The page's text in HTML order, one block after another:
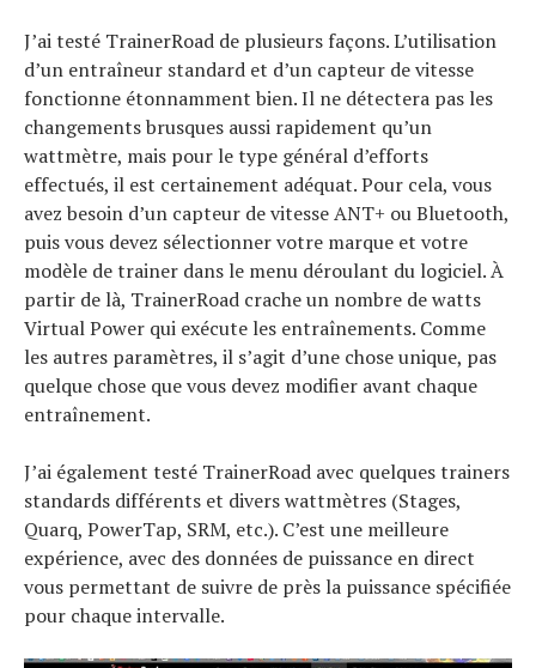
J’ai testé TrainerRoad de plusieurs façons. L’utilisation
d’un entraîneur standard et d’un capteur de vitesse
fonctionne étonnamment bien. Il ne détectera pas les
changements brusques aussi rapidement qu’un
wattmètre, mais pour le type général d’efforts
effectués, il est certainement adéquat. Pour cela, vous
avez besoin d’un capteur de vitesse ANT+ ou Bluetooth,
puis vous devez sélectionner votre marque et votre
modèle de trainer dans le menu déroulant du logiciel. À
partir de là, TrainerRoad crache un nombre de watts
Virtual Power qui exécute les entraînements. Comme
les autres paramètres, il s’agit d’une chose unique, pas
quelque chose que vous devez modifier avant chaque
entraînement.
J’ai également testé TrainerRoad avec quelques trainers
standards différents et divers wattmètres (Stages,
Quarq, PowerTap, SRM, etc.). C’est une meilleure
expérience, avec des données de puissance en direct
vous permettant de suivre de près la puissance spécifiée
pour chaque intervalle.